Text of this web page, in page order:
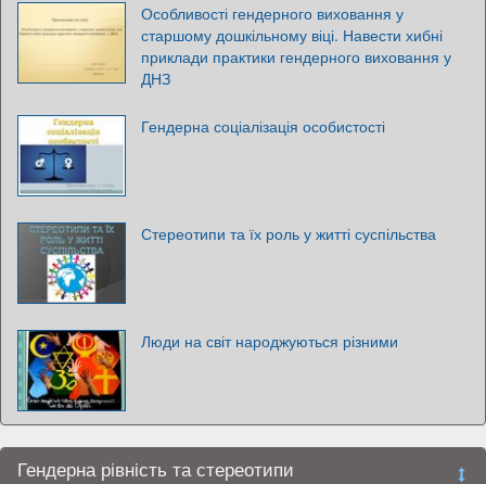
Особливості гендерного виховання у
старшому дошкільному віці. Навести хибні
приклади практики гендерного виховання у
ДНЗ
Гендерна соціалізація особистості
Стереотипи та їх роль у житті суспільства
Люди на світ народжуються різними
Гендерна рівність та стереотипи